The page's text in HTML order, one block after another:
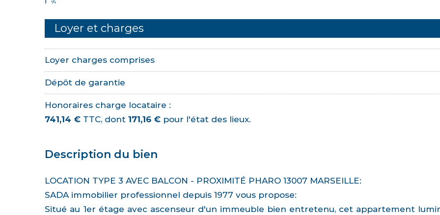
Loyer et charges
Loyer charges comprises
Dépôt de garantie
Honoraires charge locataire :
741,14 € TTC, dont171,16 € pour l'état des lieux.
Description du bien
LOCATION TYPE 3 AVEC BALCON - PROXIMITÉ PHARO 13007 MARSEILLE:
SADA immobilier professionnel depuis 1977 vous propose:
Situé au 1er étage avec ascenseur d'un immeuble bien entretenu, cet appartement